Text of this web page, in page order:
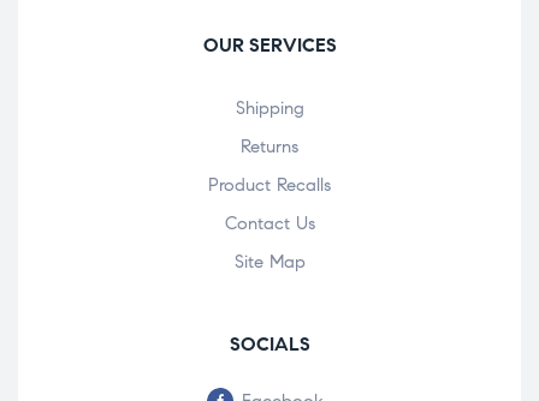
OUR SERVICES
Shipping
Returns
Product Recalls
Contact Us
Site Map
SOCIALS